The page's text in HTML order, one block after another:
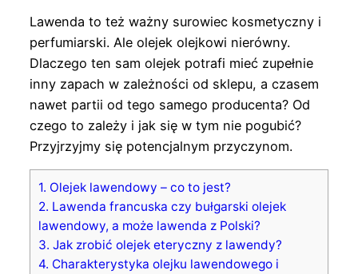
Lawenda to też ważny surowiec kosmetyczny i
perfumiarski. Ale olejek olejkowi nierówny.
Dlaczego ten sam olejek potrafi mieć zupełnie
inny zapach w zależności od sklepu, a czasem
nawet partii od tego samego producenta? Od
czego to zależy i jak się w tym nie pogubić?
Przyjrzyjmy się potencjalnym przyczynom.
1. Olejek lawendowy – co to jest?
2. Lawenda francuska czy bułgarski olejek
lawendowy, a może lawenda z Polski?
3. Jak zrobić olejek eteryczny z lawendy?
4. Charakterystyka olejku lawendowego i